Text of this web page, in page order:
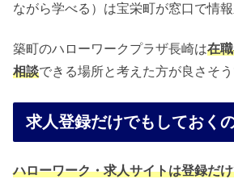
ながら学べる）は宝栄町が窓口で情報
築町のハローワークプラザ長崎は在
相談できる場所と考えた方が良さそう
求人登録だけでもしておく
ハローワーク・求人サイトは登録だ